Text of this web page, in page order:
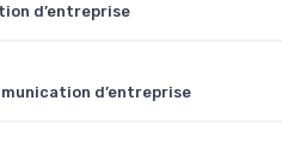
d’entreprise
d’entreprise